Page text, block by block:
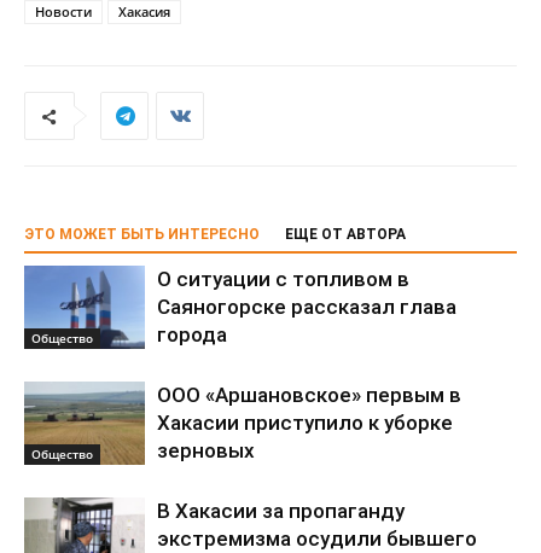
Новости
Хакасия
ЭТО МОЖЕТ БЫТЬ ИНТЕРЕСНО ЕЩЕ ОТ АВТОРА
Общество
О ситуации с топливом в
Саяногорске рассказал глава
города
Общество
ООО «Аршановское» первым в
Хакасии приступило к уборке
зерновых
В Хакасии за пропаганду
экстремизма осудили бывшего